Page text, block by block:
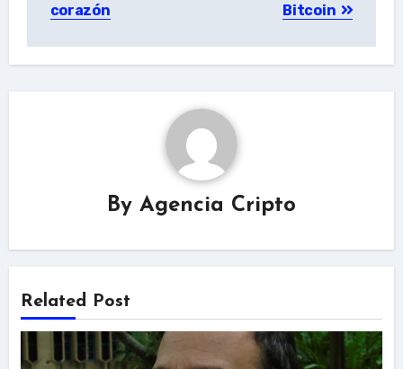
corazón Bitcoin
By Agencia Cripto
Related Post